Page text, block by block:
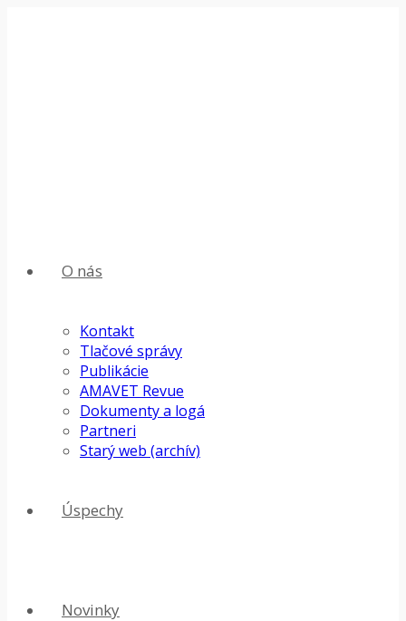
O nás
Kontakt
Tlačové správy
Publikácie
AMAVET Revue
Dokumenty a logá
Partneri
Starý web (archív)
Úspechy
Novinky